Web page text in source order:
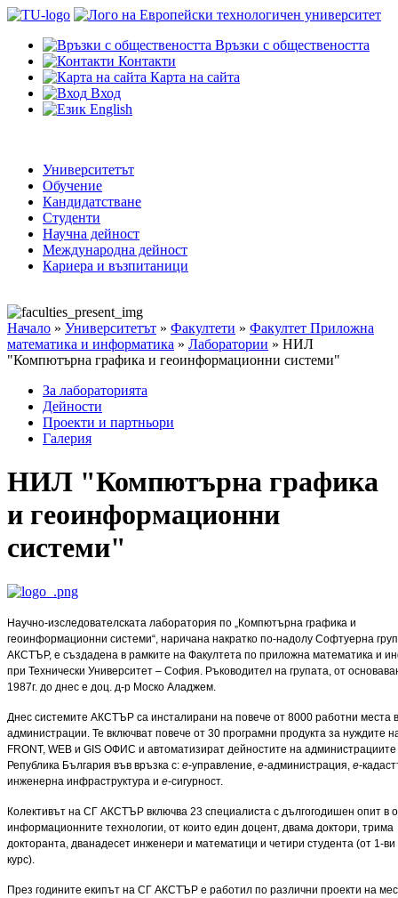
Връзки с обществеността
Контакти
Карта на сайта
Вход
English
Университетът
Обучение
Кандидатстване
Студенти
Научна дейност
Международна дейност
Кариера и възпитаници
Начало » Университетът » Факултети » Факултет Приложна
математика и информатика » Лаборатории » НИЛ
"Компютърна графика и геоинформационни системи"
За лабораторията
Дейности
Проекти и партньори
Галерия
НИЛ "Компютърна графика
и геоинформационни
системи"
Научно-изследователската лаборатория по „Компютърна графика и
геоинформационни системи“, наричана накратко по-надолу Софтуерна
АКСТЪР, е създадена в рамките на Факултета по приложна математика и
при Технически Университет – София. Ръководител на групата, от
1987г. до днес е доц. д-р Моско Аладжем.
Днес системите АКСТЪР са инсталирани на повече от 8000 работни места
администрации. Те включват повече от 30 програмни продукта за нуждите
FRONT, WEB и GIS ОФИС и автоматизират дейностите на администрациите
Република България във връзка с: е-управление, е-администрация, е-
инженерна инфраструктура и е-сигурност.
Колективът на СГ АКСТЪР включва 23 специалиста с дългогодишен опит в
информационните технологии, от които един доцент, двама доктори, трима
докторанта, дванадесет инженери и математици и четири студента (от 1-ви
курс).
През годините екипът на СГ АКСТЪР е работил по различни проекти на